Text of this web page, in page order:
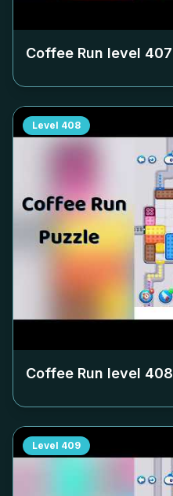
Coffee Run level 407
Level 408
Coffee Run level 408
Level 409